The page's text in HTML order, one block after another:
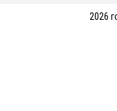
2026